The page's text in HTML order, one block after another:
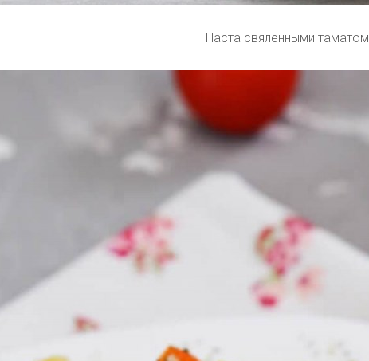
Паста свяленными